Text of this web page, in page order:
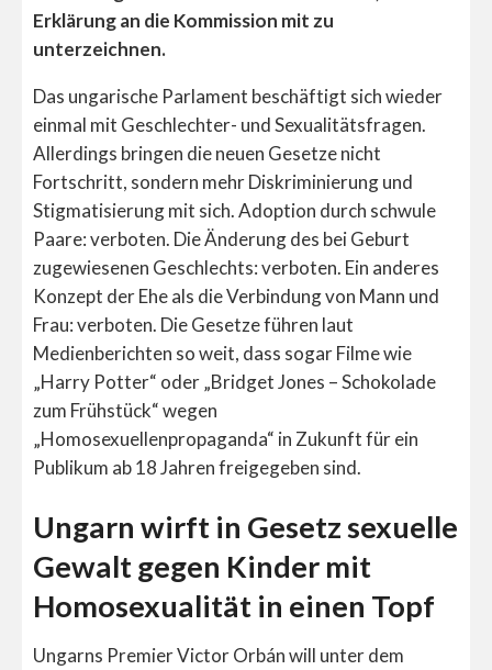
Erklärung an die Kommission mit zu
unterzeichnen.
Das ungarische Parlament beschäftigt sich wieder
einmal mit Geschlechter- und Sexualitätsfragen.
Allerdings bringen die neuen Gesetze nicht
Fortschritt, sondern mehr Diskriminierung und
Stigmatisierung mit sich. Adoption durch schwule
Paare: verboten. Die Änderung des bei Geburt
zugewiesenen Geschlechts: verboten. Ein anderes
Konzept der Ehe als die Verbindung von Mann und
Frau: verboten. Die Gesetze führen laut
Medienberichten so weit, dass sogar Filme wie
„Harry Potter“ oder „Bridget Jones – Schokolade
zum Frühstück“ wegen
„Homosexuellenpropaganda“ in Zukunft für ein
Publikum ab 18 Jahren freigegeben sind.
Ungarn wirft in Gesetz sexuelle
Gewalt gegen Kinder mit
Homosexualität in einen Topf
Ungarns Premier Victor Orbán will unter dem